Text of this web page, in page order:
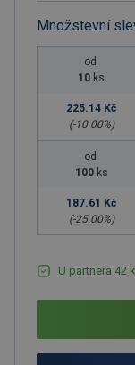
Množstevní
od
10 ks
225.14 Kč
(-10.00%)
od
100 ks
187.61 Kč
(-25.00%)
U partnera 42